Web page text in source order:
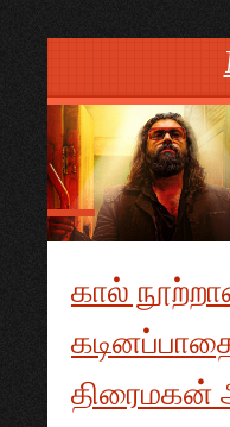
Skip to content
கால்